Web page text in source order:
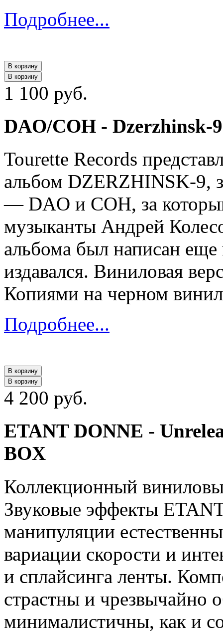
Подробнее...
В корзину
В корзину
1 100 руб.
DAO/COH - Dzerzhinsk-
Tourette Records
альбом DZERZHINSK-9,
— DAO и COH, за
музыканты Андрей
альбома был написан
издавался. Виниловая
Копиями на черном
Подробнее...
В корзину
В корзину
4 200 руб.
ETANT DONNE -
BOX
Коллекционный
Звуковые эффекты
манипуляции
вариации скорости и
и сплайсинга ленты.
страстны и чрезвычайно
минималистичны, как и